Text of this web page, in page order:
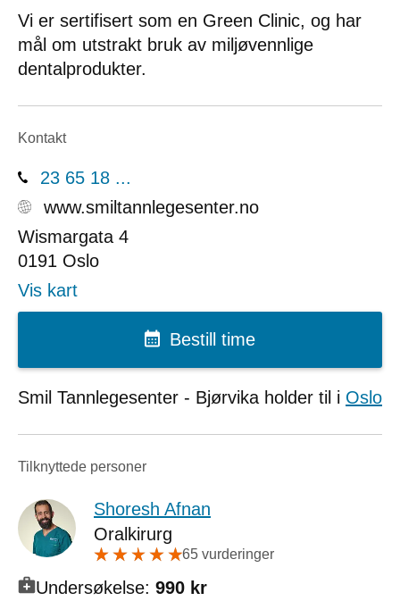
Vi er sertifisert som en Green Clinic, og har
mål om utstrakt bruk av miljøvennlige
dentalprodukter.
Kontakt
23 65 18 ...
www.smiltannlegesenter.no
Wismargata 4
0191 Oslo
Vis kart
Bestill time
Smil Tannlegesenter - Bjørvika holder til i Oslo
Tilknyttede personer
Shoresh Afnan
Oralkirurg
65 vurderinger
Undersøkelse: 990 kr